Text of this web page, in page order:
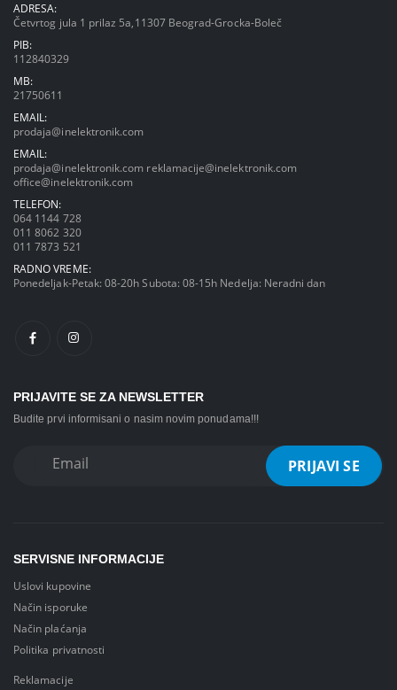
ADRESA:
Četvrtog jula 1 prilaz 5a,11307 Beograd-Grocka-Boleč
PIB:
112840329
MB:
21750611
EMAIL:
prodaja@inelektronik.com
EMAIL:
prodaja@inelektronik.com reklamacije@inelektronik.com
office@inelektronik.com
TELEFON:
064 1144 728
011 8062 320
011 7873 521
RADNO VREME:
Ponedeljak-Petak: 08-20h Subota: 08-15h Nedelja: Neradni dan
PRIJAVITE SE ZA NEWSLETTER
Budite prvi informisani o nasim novim ponudama!!!
SERVISNE INFORMACIJE
Uslovi kupovine
Način isporuke
Način plaćanja
Politika privatnosti
Reklamacije